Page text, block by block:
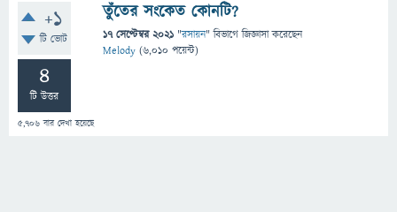
+1
টি ভোট
4
টি উত্তর
5,706 বার দেখা হয়েছে
তুঁতের সংকেত কোনটি?
17 সেপ্টেম্বর 2021 "রসায়ন" বিভাগে জিজ্ঞাসাকরেছেন
Melody (6,010 পয়েন্ট)